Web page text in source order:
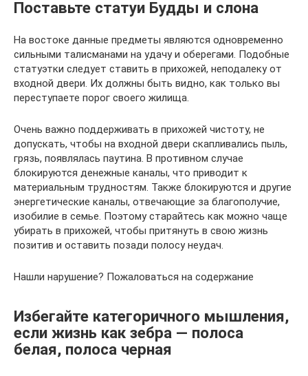
Поставьте статуи Будды и слона
На востоке данные предметы являются одновременно
сильными талисманами на удачу и оберегами. Подобные
статуэтки следует ставить в прихожей, неподалеку от
входной двери. Их должны быть видно, как только вы
переступаете порог своего жилища.
Очень важно поддерживать в прихожей чистоту, не
допускать, чтобы на входной двери скапливались пыль,
грязь, появлялась паутина. В противном случае
блокируются денежные каналы, что приводит к
материальным трудностям. Также блокируются и другие
энергетические каналы, отвечающие за благополучие,
изобилие в семье. Поэтому старайтесь как можно чаще
убирать в прихожей, чтобы притянуть в свою жизнь
позитив и оставить позади полосу неудач.
Нашли нарушение? Пожаловаться на содержание
Избегайте категоричного мышления,
если жизнь как зебра — полоса
белая, полоса черная